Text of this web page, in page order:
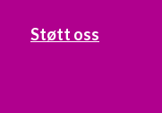
Støtt oss